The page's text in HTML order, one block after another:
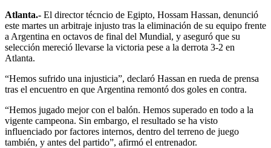
Atlanta.- El director técncio de Egipto, Hossam Hassan, denunció
este martes un arbitraje injusto tras la eliminación de su equipo frente
a Argentina en octavos de final del Mundial, y aseguró que su
selección mereció llevarse la victoria pese a la derrota 3-2 en
Atlanta.
“Hemos sufrido una injusticia”, declaró Hassan en rueda de prensa
tras el encuentro en que Argentina remontó dos goles en contra.
“Hemos jugado mejor con el balón. Hemos superado en todo a la
vigente campeona. Sin embargo, el resultado se ha visto
influenciado por factores internos, dentro del terreno de juego
también, y antes del partido”, afirmó el entrenador.